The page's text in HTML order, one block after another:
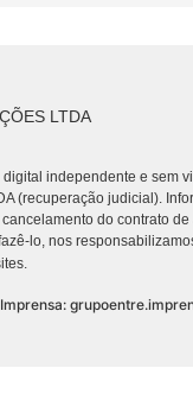
LTDA
digital independente e sem
(recuperação judicial).
do contrato
lo, nos